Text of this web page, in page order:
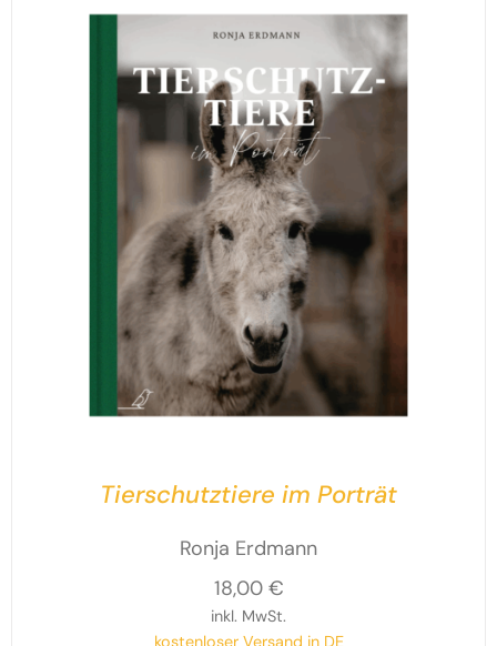
Jahren mit in die erstaunliche Welt der sogenannten
Nutztiere. Fantastische Fakten, unglaubliche
Geschichten und allerlei Interessantes begeistern für
sieben faszinierende Tierarten.
Tierschutztiere im Porträt
Ronja Erdmann
18,00 €
inkl. MwSt.
kostenloser Versand in DE